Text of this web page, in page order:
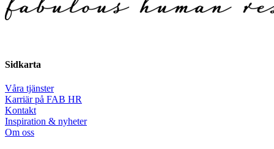
Sidkarta
Våra tjänster
Karriär på FAB HR
Kontakt
Inspiration & nyheter
Om oss